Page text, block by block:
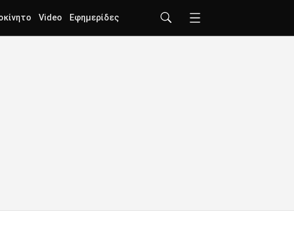
Video Εφημερίδες